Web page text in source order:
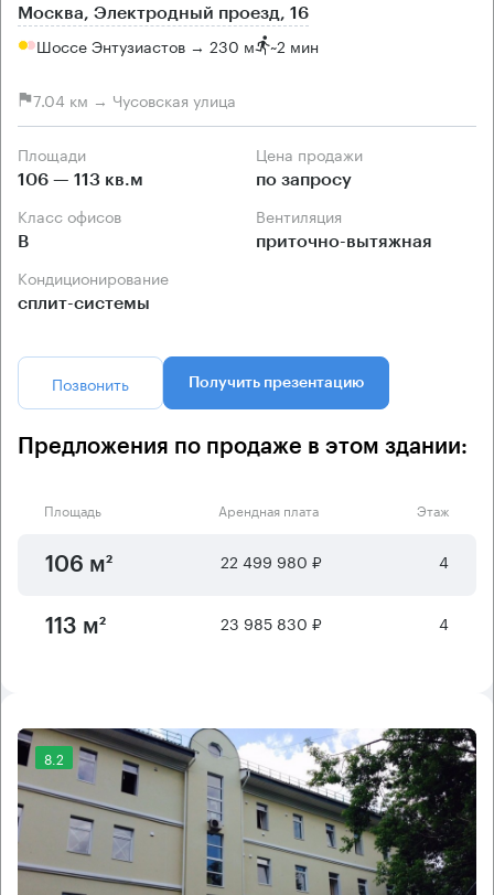
Москва, Электродный проезд, 16
Шоссе Энтузиастов → 230 м ~2 мин
7.04 км → Чусовская улица
Площади
106 — 113 кв.м
Цена продажи
по запросу
Класс офисов
B
Вентиляция
приточно-вытяжная
Кондиционирование
сплит-системы
Позвонить Получить презентацию
Предложения по продаже в этом здании:
Площадь Арендная плата Этаж
106 м² 22 499 980 ₽ 4
113 м² 23 985 830 ₽ 4
8.2